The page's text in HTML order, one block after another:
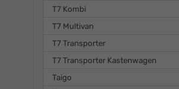
T7 Kombi
T7 Multivan
T7 Transporter
T7 Transporter Kastenwagen
Taigo